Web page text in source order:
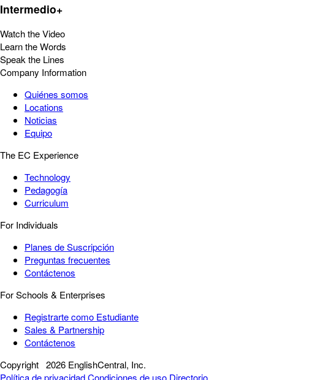
Intermedio+
Watch the Video
Learn the Words
Speak the Lines
Company Information
Quiénes somos
Locations
Noticias
Equipo
The EC Experience
Technology
Pedagogía
Curriculum
For Individuals
Planes de Suscripción
Preguntas frecuentes
Contáctenos
For Schools & Enterprises
Registrarte como Estudiante
Sales & Partnership
Contáctenos
Copyright 2026 EnglishCentral, Inc.